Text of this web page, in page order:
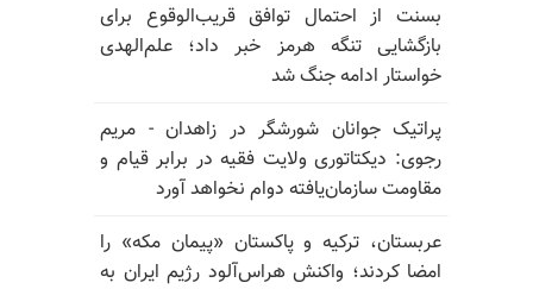
بسنت از احتمال توافق قریب‌الوقوع برای
بازگشایی تنگه هرمز خبر داد؛ علم‌الهدی
خواستار ادامه جنگ شد
پراتیک جوانان شورشگر در زاهدان - مریم
رجوی: دیکتاتوری ولایت فقیه در برابر قیام و
مقاومت سازمان‌یافته دوام نخواهد آورد
عربستان، ترکیه و پاکستان «پیمان مکه» را
امضا کردند؛ واکنش هراس‌آلود رژیم ایران به